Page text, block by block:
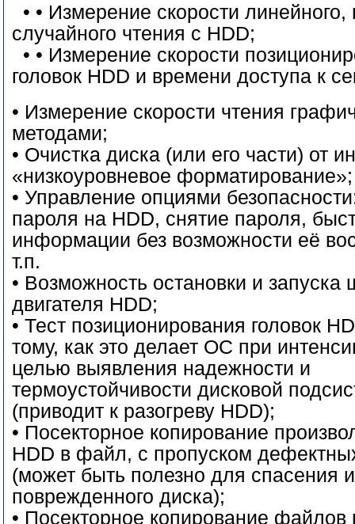
• • Измерение скорости линейного,
случайного чтения с HDD;
• • Измерение скорости
головок HDD и времени доступа к
• Измерение скорости чтения
методами;
• Очистка диска (или его части) от
«низкоуровневое форматирование»;
• Управление опциями
пароля на HDD, снятие пароля,
информации без возможности её
т.п.
• Возможность остановки и запуска
двигателя HDD;
• Тест позиционирования головок
тому, как это делает ОС при
целью выявления надежности и
термоустойчивости дисковой
(приводит к разогреву HDD);
• Посекторное копирование
HDD в файл, с пропуском
(может быть полезно для спасения
поврежденного диска);
• Посекторное копирование файлов